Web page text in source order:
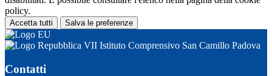
policy.
Accetta tutti Salva le preferenze
VII Istituto Comprensivo San Camillo Padova
Contatti